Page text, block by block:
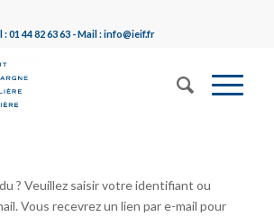
: 01 44 82 63 63 - Mail : info@ieif.fr
? Veuillez saisir votre identifiant ou
Vous recevrez un lien par e-mail pour